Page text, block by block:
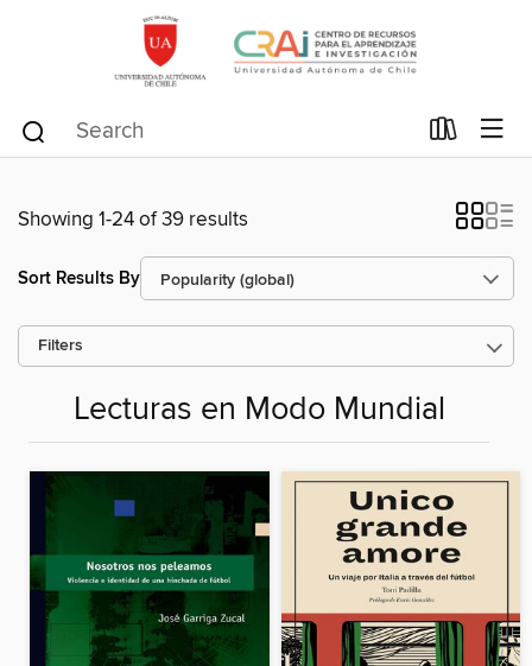
Showing 1-24 of 39 results
Sort Results By
Filters
Lecturas en Modo Mundial